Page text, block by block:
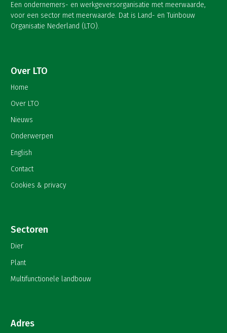
Een ondernemers- en werkgeversorganisatie met meerwaarde,
voor een sector met meerwaarde. Dat is Land- en Tuinbouw
Organisatie Nederland (LTO).
Over LTO
Home
Over LTO
Nieuws
Onderwerpen
English
Contact
Cookies & privacy
Sectoren
Dier
Plant
Multifunctionele landbouw
Adres